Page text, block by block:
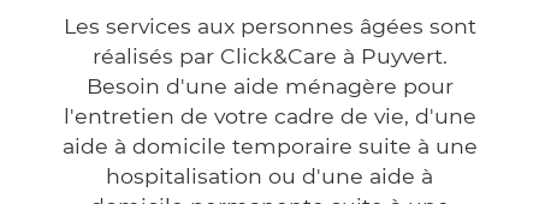
Les services aux personnes âgées sont
réalisés par Click&Care à Puyvert.
Besoin d'une aide ménagère pour
l'entretien de votre cadre de vie, d'une
aide à domicile temporaire suite à une
hospitalisation ou d'une aide à